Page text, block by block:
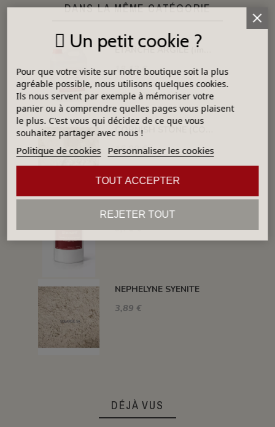
DANS LA MÊME CATÉGORIE
18,13 €
16,99 €
9,71 €
NEPHELYNE SYENITE
3,89 €
DÉJÀ VUS
Un petit cookie ?
Pour que votre visite sur notre boutique soit la plus
agréable possible, nous utilisons quelques cookies.
Ils nous servent par exemple à mémoriser votre
panier ou à comprendre quelles pages vous plaisent
le plus. C'est vous qui décidez de ce que vous
souhaitez partager avec nous !
Politique de cookies Personnaliser les cookies
REJETER TOUT
TOUT ACCEPTER